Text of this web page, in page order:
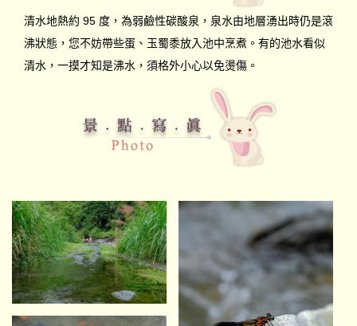
清水地熱約 95 度，為弱鹼性碳酸泉，泉水由地層湧出時仍是滾
沸狀態，您不妨帶些蛋、玉蜀黍放入池中烹煮。有的池水看似
清水，一摸才知是沸水，須格外小心以免燙傷。